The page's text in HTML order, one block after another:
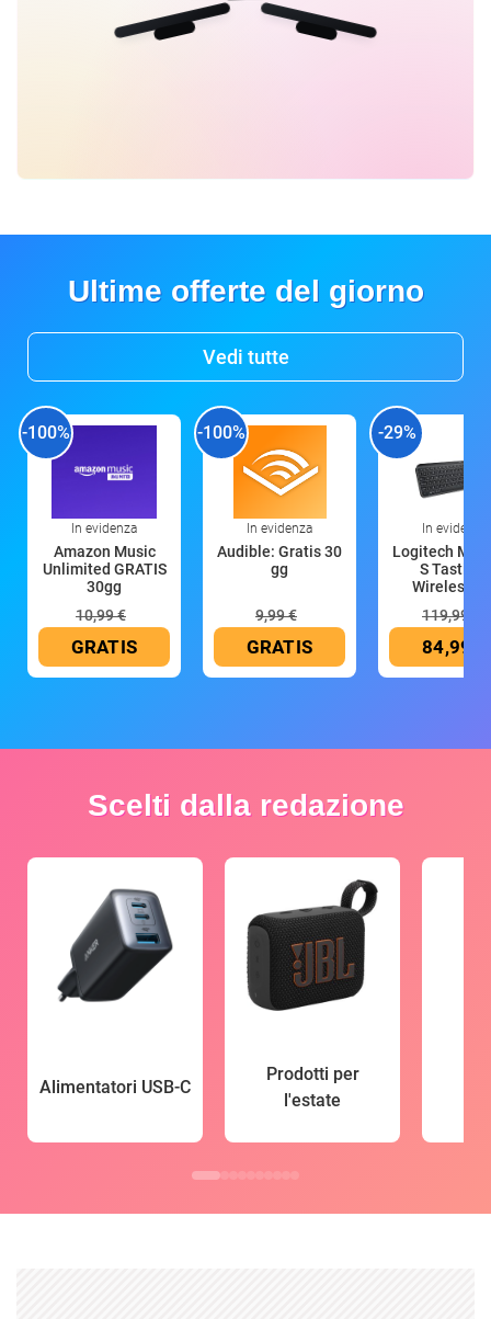
Ultime offerte del giorno
Vedi tutte
-100%
In evidenza
Amazon Music
Unlimited GRATIS
30gg
10,99 €
GRATIS
-100%
In evidenza
Audible: Gratis 30
gg
9,99 €
GRATIS
-29%
In evidenza
Logitech MX
S Tastiera
Wireless
119,99 €
84,99 €
Scelti dalla redazione
Alimentatori USB-C
Prodotti per
l'estate